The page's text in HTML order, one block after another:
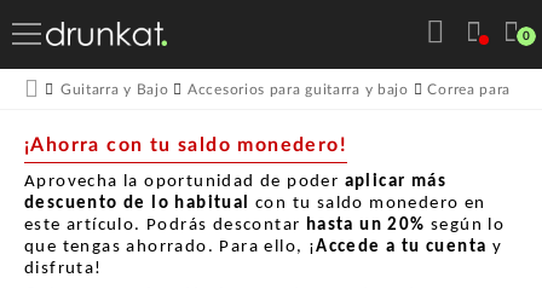
0
Guitarra y Bajo Accesorios para guitarra y bajo Correa para
¡Ahorra con tu saldo monedero!
Aprovecha la oportunidad de poder aplicar más
descuento de lo habitual con tu saldo monedero en
este artículo. Podrás descontar hasta un 20% según lo
que tengas ahorrado. Para ello, ¡Accede a tu cuenta y
disfruta!